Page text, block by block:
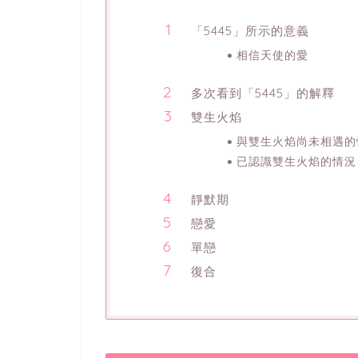
「5445」所示的意義
相信天使的愛
多次看到「5445」的解釋
雙生火焰
與雙生火焰尚未相遇
已認識雙生火焰的情況
靜默期
戀愛
單戀
復合